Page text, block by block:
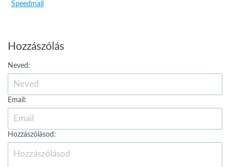
Speedmail
Hozzászólás
Neved:
Email:
Hozzászólásod: